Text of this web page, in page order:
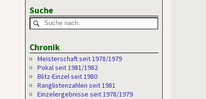
Suche
Chronik
Meisterschaft seit 1978/1979
Pokal seit 1981/1982
Blitz-Einzel seit 1980
Ranglistenzahlen seit 1981
Einzelergebnisse seit 1978/1979